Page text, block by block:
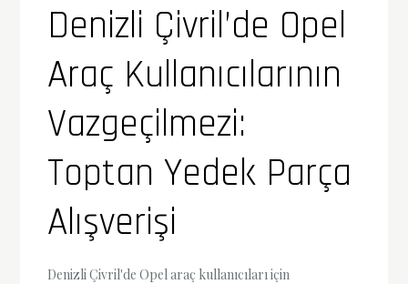
Denizli Çivril’de Opel
Araç Kullanıcılarının
Vazgeçilmezi:
Toptan Yedek Parça
Alışverişi
Denizli Çivril'de Opel araç kullanıcıları için